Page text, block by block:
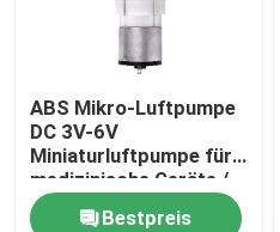
Mikroperistaltik-pumpe
Elektromagnetische
Gegentakt-Solenoid-
ABS Mikro-Luftpumpe
DC 3V-6V
Miniaturluftpumpe für
medizinische Geräte /
Spielzeug
Bestpreis